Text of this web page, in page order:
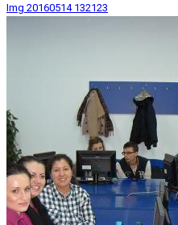
Img 20160514 132123